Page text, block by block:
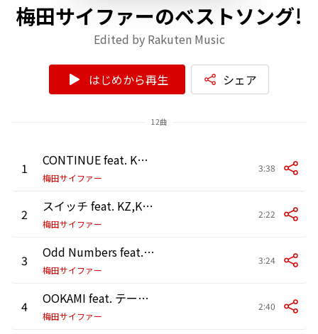
梅田サイファーのベストソング!
Edited by Rakuten Music
はじめから再生 シェア
12曲
1 CONTINUE feat. KOPERU,peko,KBD,KennyDoes
梅田サイファー
3:38
2 スイッチ feat. KZ,KennyDoes,テークエム,peko,YugaSoda,teppei,R-指定,KOPERU,ILL SWAG GAGA,KBD,Cosaqu
梅田サイファー
2:22
3 Odd Numbers feat. KennyDoes,テークエム,teppei,YugaSoda,Cosaqu,KZ,KOPERU,KBD
梅田サイファー
3:24
4 OOKAMI feat. テークエム,KennyDoes,KBD,Cosaqu,peko,YugaSoda,KOPERU,teppei
梅田サイファー
2:40